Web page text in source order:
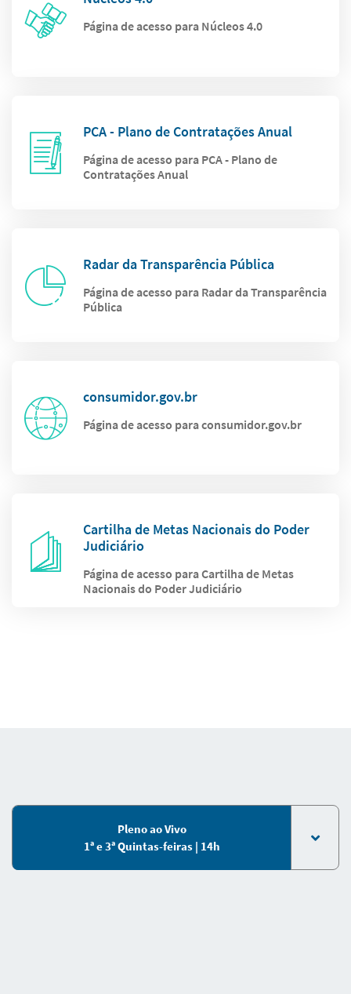
Página de acesso para Núcleos 4.0
PCA - Plano de Contratações Anual
Página de acesso para PCA - Plano de
Contratações Anual
Radar da Transparência Pública
Página de acesso para Radar da Transparência
Pública
consumidor.gov.br
Página de acesso para consumidor.gov.br
Cartilha de Metas Nacionais do Poder
Judiciário
Página de acesso para Cartilha de Metas
Nacionais do Poder Judiciário
Pleno ao Vivo
1ª e 3ª Quintas-feiras | 14h